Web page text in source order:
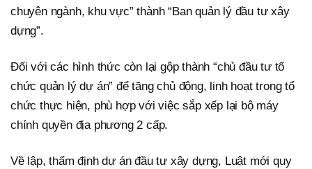
chuyên ngành, khu vực” thành “Ban quản lý đầu tư xây
dựng”.
Đối với các hình thức còn lại gộp thành “chủ đầu tư tổ
chức quản lý dự án” để tăng chủ động, linh hoạt trong tổ
chức thực hiện, phù hợp với việc sắp xếp lại bộ máy
chính quyền địa phương 2 cấp.
Về lập, thẩm định dự án đầu tư xây dựng, Luật mới quy